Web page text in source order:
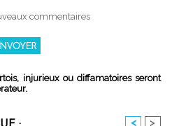
commentaires
injurieux ou diffamatoires seront
< >